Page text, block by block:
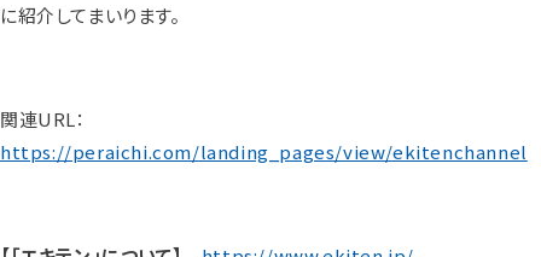
に紹介してまいります。
関連URL：
https://peraichi.com/landing_pages/view/ekitenchannel